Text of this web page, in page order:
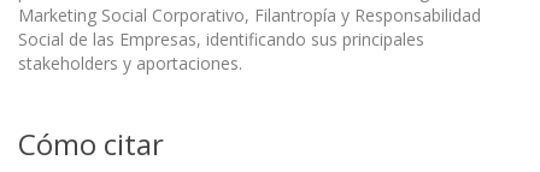
Marketing Social Corporativo, Filantropía y Responsabilidad
Social de las Empresas, identificando sus principales
stakeholders y aportaciones.
Cómo citar